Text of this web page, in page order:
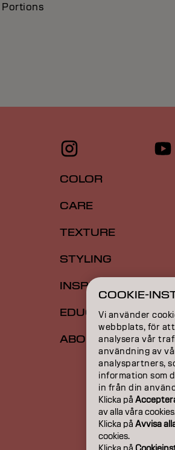
Portions
COLOR
CARE
TEXTURE
STYLING
INSPIRATION
EDUCATION
ABOUT
COOKIE-
Vi använder
webbplats, för
analysera vår
användning av
analyspartners,
information som
in från din
Klicka på
av alla våra
Klicka på Avvisa
cookies.